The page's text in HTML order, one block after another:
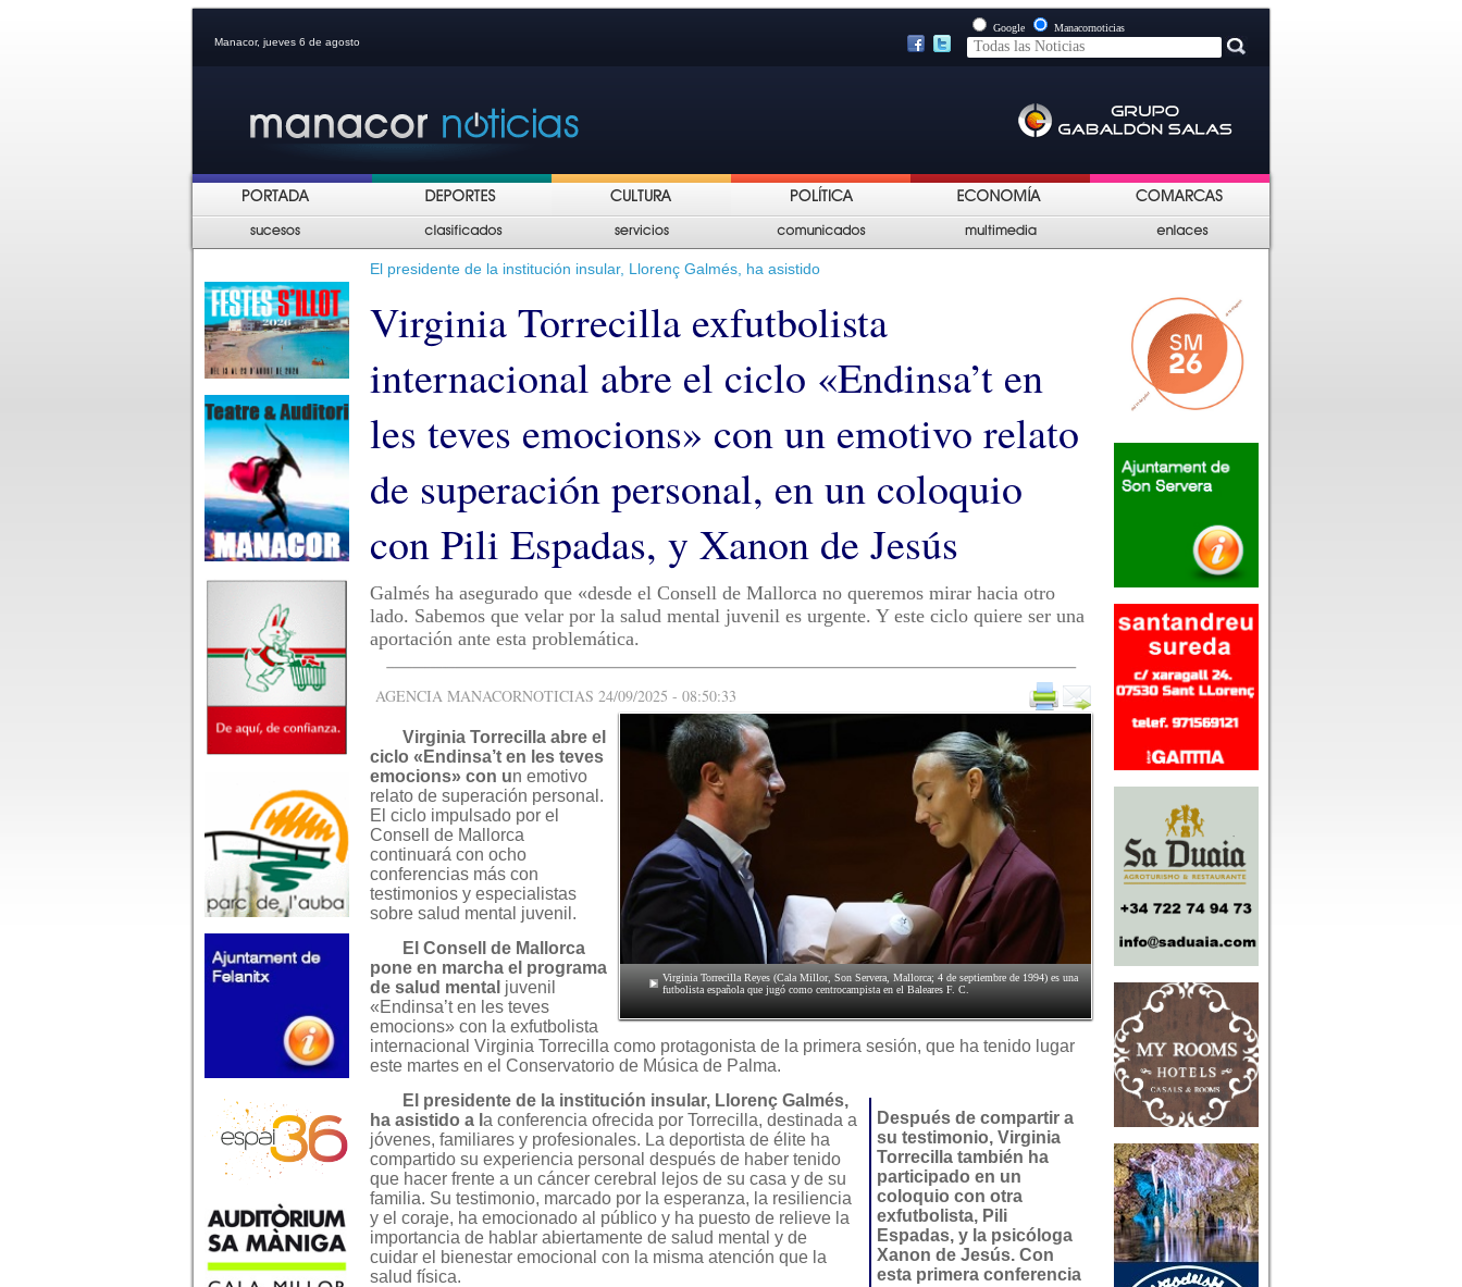
Manacor, jueves 6 de agosto
Google Manacornoticias
El presidente de la institución insular, Llorenç Galmés, ha asistido
Virginia Torrecilla exfutbolista
internacional abre el ciclo «Endinsa’t en
les teves emocions» con un emotivo relato
de superación personal, en un coloquio
con Pili Espadas, y Xanon de Jesús
Galmés ha asegurado que «desde el Consell de Mallorca no queremos mirar hacia otro
lado. Sabemos que velar por la salud mental juvenil es urgente. Y este ciclo quiere ser una
aportación ante esta problemática.
AGENCIA MANACORNOTICIAS 24/09/2025 - 08:50:33
Virginia Torrecilla Reyes (Cala Millor, Son Servera, Mallorca; 4 de septiembre de 1994) es una
futbolista española que jugó como centrocampista en el Baleares F. C.
Virginia Torrecilla abre el
ciclo «Endinsa’t en les teves
emocions» con un emotivo
relato de superación personal.
El ciclo impulsado por el
Consell de Mallorca
continuará con ocho
conferencias más con
testimonios y especialistas
sobre salud mental juvenil.
El Consell de Mallorca
pone en marcha el programa
de salud mental juvenil
«Endinsa’t en les teves
emocions» con la exfutbolista
internacional Virginia Torrecilla como protagonista de la primera sesión, que ha tenido lugar
este martes en el Conservatorio de Música de Palma.
Después de compartir a
su testimonio, Virginia
Torrecilla también ha
participado en un
coloquio con otra
exfutbolista, Pili
Espadas, y la psicóloga
Xanon de Jesús. Con
esta primera conferencia
El presidente de la institución insular, Llorenç Galmés,
ha asistido a l a conferencia ofrecida por Torrecilla, destinada a
jóvenes, familiares y profesionales. La deportista de élite ha
compartido su experiencia personal después de haber tenido
que hacer frente a un cáncer cerebral lejos de su casa y de su
familia. Su testimonio, marcado por la esperanza, la resiliencia
y el coraje, ha emocionado al público y ha puesto de relieve la
importancia de hablar abiertamente de salud mental y de
cuidar el bienestar emocional con la misma atención que la
salud física.